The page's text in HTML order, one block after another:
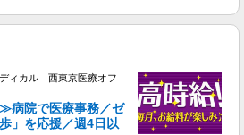
ィカル 西東京医療オフ
病院で医療事務／ゼ
」を応援／週4日以